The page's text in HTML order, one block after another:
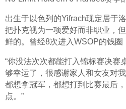
出生于以色列的Yifrach现定居于
把扑克视为一项爱好而非职业，
鲜的。曾经8次进入WSOP的钱圈
“你没法次次都能打入锦标赛决赛
够幸运了，很感谢家人和女友对
都想拿冠军，都想打到比赛最后
点。”